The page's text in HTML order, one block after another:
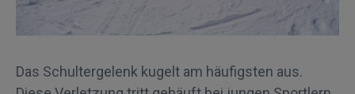
Das Schultergelenk kugelt am häufigsten aus.